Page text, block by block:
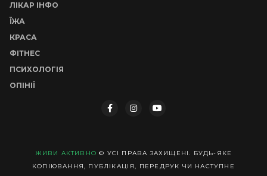
ЛІКАР ІНФО
ЇЖА
КРАСА
ФІТНЕС
ПСИХОЛОГІЯ
ОПІНІЇ
ЖИВИ АКТИВНО © УСІ ПРАВА ЗАХИЩЕНІ. БУДЬ-ЯКЕ
КОПІЮВАННЯ, ПУБЛІКАЦІЯ, ПЕРЕДРУК ЧИ НАСТУПНЕ